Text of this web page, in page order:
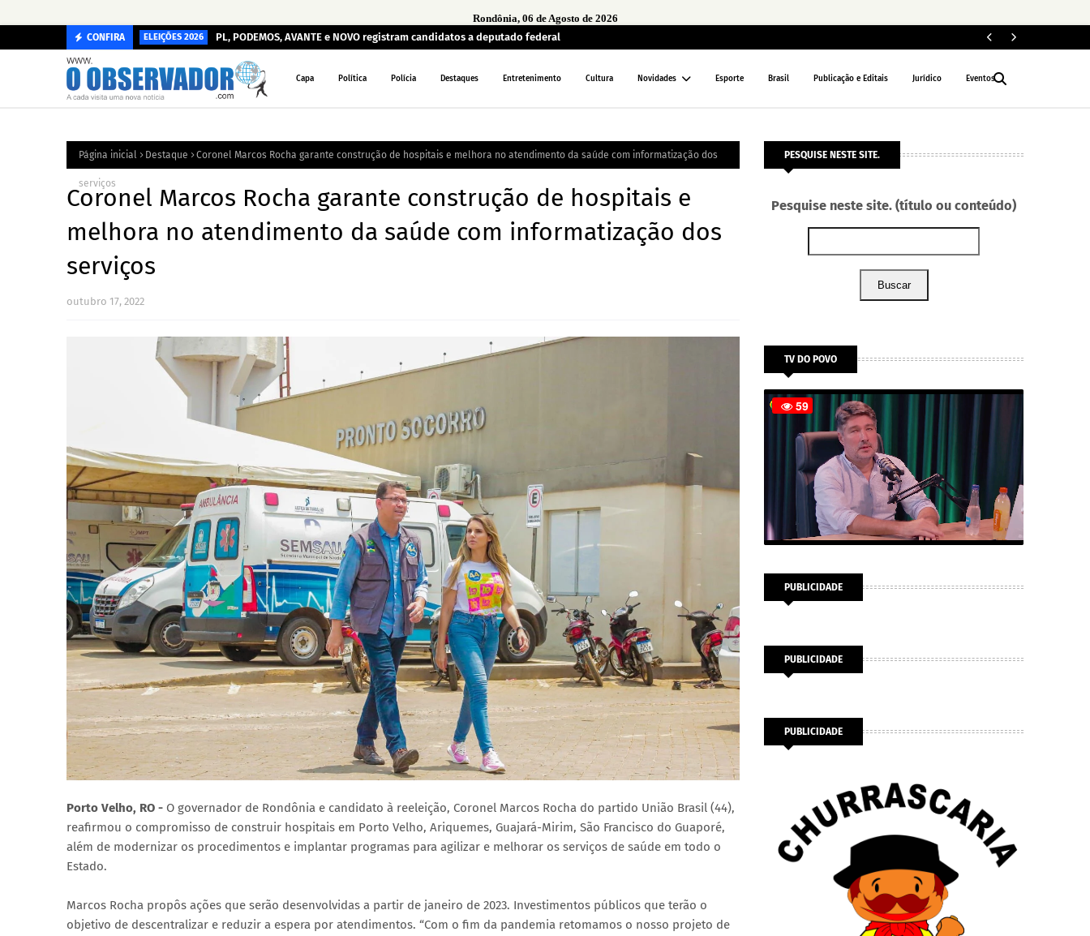
Rondônia, 06 de Agosto de 2026
CONFIRA ELEIÇÕES 2026 PL, PODEMOS, AVANTE e NOVO registram candidatos a deputado federal
Capa Política Polícia Destaques Entretenimento Cultura Novidades Esporte Brasil Publicação e Editais Jurídico Eventos
Página inicial Destaque Coronel Marcos Rocha garante construção de hospitais e melhora no atendimento da saúde com informatização dos
serviços
Coronel Marcos Rocha garante construção de hospitais e
melhora no atendimento da saúde com informatização dos
serviços
outubro 17, 2022
Porto Velho, RO - O governador de Rondônia e candidato à reeleição, Coronel Marcos Rocha do partido União Brasil (44),
reafirmou o compromisso de construir hospitais em Porto Velho, Ariquemes, Guajará-Mirim, São Francisco do Guaporé,
além de modernizar os procedimentos e implantar programas para agilizar e melhorar os serviços de saúde em todo o
Estado.
Marcos Rocha propôs ações que serão desenvolvidas a partir de janeiro de 2023. Investimentos públicos que terão o
objetivo de descentralizar e reduzir a espera por atendimentos. “Com o fim da pandemia retomamos o nosso projeto de
PESQUISE NESTE SITE.
Pesquise neste site. (título ou conteúdo)
Buscar
TV DO POVO
PUBLICIDADE
PUBLICIDADE
PUBLICIDADE